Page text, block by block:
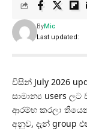
Last updated:
ByMic
විසින් July 2026
සාමාන්‍ය users
ආරම්භ කරලා
අනුව, දැන් group